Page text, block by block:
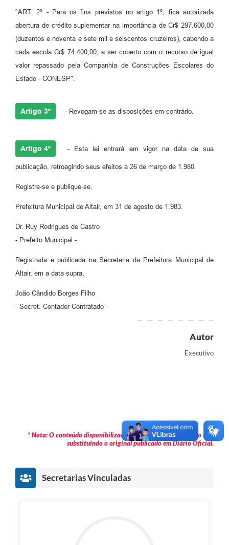
"ART. 2º - Para os fins previstos no artigo 1º, fica autorizada
abertura de crédito suplementar na importância de Cr$ 297.600,00
(duzentos e noventa e sete mil e seiscentos cruzeiros), cabendo a
cada escola Cr$ 74.400,00, a ser coberto com o recurso de igual
valor repassado pela Companhia de Construções Escolares do
Estado - CONESP".
Artigo 3º - Revogam-se as disposições em contrário.
Artigo 4º - Esta lei entrará em vigor na data de sua
publicação, retroagindo seus efeitos a 26 de março de 1.980.
Registre-se e publique-se.
Prefeitura Municipal de Altair, em 31 de agosto de 1.983.
Dr. Ruy Rodrigues de Castro
- Prefeito Municipal -
Registrada e publicada na Secretaria da Prefeitura Municipal de
Altair, em a data supra.
João Cândido Borges Filho
- Secret. Contador-Contratado -
Autor
Executivo
* Nota: O conteúdo disponibilizado é meramente informativo não
substituindo o original publicado em Diário Oficial.
Secretarias Vinculadas